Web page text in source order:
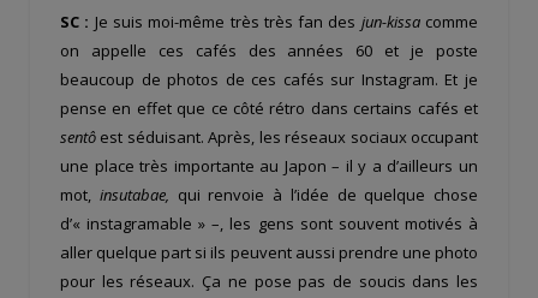
SC : Je suis moi-même très très fan des jun-kissacomme
on appelle ces cafés des années 60 et je poste
beaucoup de photos de ces cafés sur Instagram. Et je
pense en effet que ce côté rétro dans certains cafés et
sentô est séduisant. Après, les réseaux sociaux occupant
une place très importante au Japon – il y a d’ailleurs un
mot, insutabae, qui renvoie à l’idée de quelque chose
d’« instagramable » –, les gens sont souvent motivés à
aller quelque part si ils peuvent aussi prendre une photo
pour les réseaux. Ça ne pose pas de soucis dans les